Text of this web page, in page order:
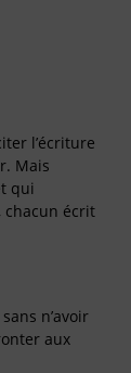
l’écriture
Mais
qui
chacun écrit
n’avoir
aux